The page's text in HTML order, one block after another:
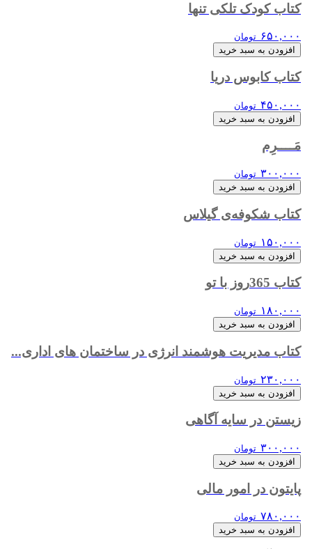
کتاب کودک تلکی تنها
۶۵۰,۰۰۰ تومان
افزودن به سبد خرید
کتاب کابوس دریا
۴۵۰,۰۰۰ تومان
افزودن به سبد خرید
مَــــرِم
۳۰۰,۰۰۰ تومان
افزودن به سبد خرید
کتاب شکوفه‌ی گیلاس
۱۵۰,۰۰۰ تومان
افزودن به سبد خرید
کتاب 365روز با تو
۱۸۰,۰۰۰ تومان
افزودن به سبد خرید
کتاب مدیریت هوشمند انرژی در ساختمان های اداری...
۲۳۰,۰۰۰ تومان
افزودن به سبد خرید
زیستن در سایه آگاهی
۳۰۰,۰۰۰ تومان
افزودن به سبد خرید
پایتون در امور مالی
۷۸۰,۰۰۰ تومان
افزودن به سبد خرید